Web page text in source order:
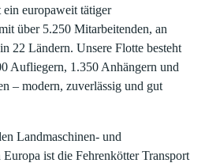
europaweit tätiger
über 5.250 Mitarbeitenden, an
22 Ländern. Unsere Flotte besteht
Aufliegern, 1.350 Anhängern und
– modern, zuverlässig und gut
Landmaschinen- und
Europa ist dieFehrenkötter Transport